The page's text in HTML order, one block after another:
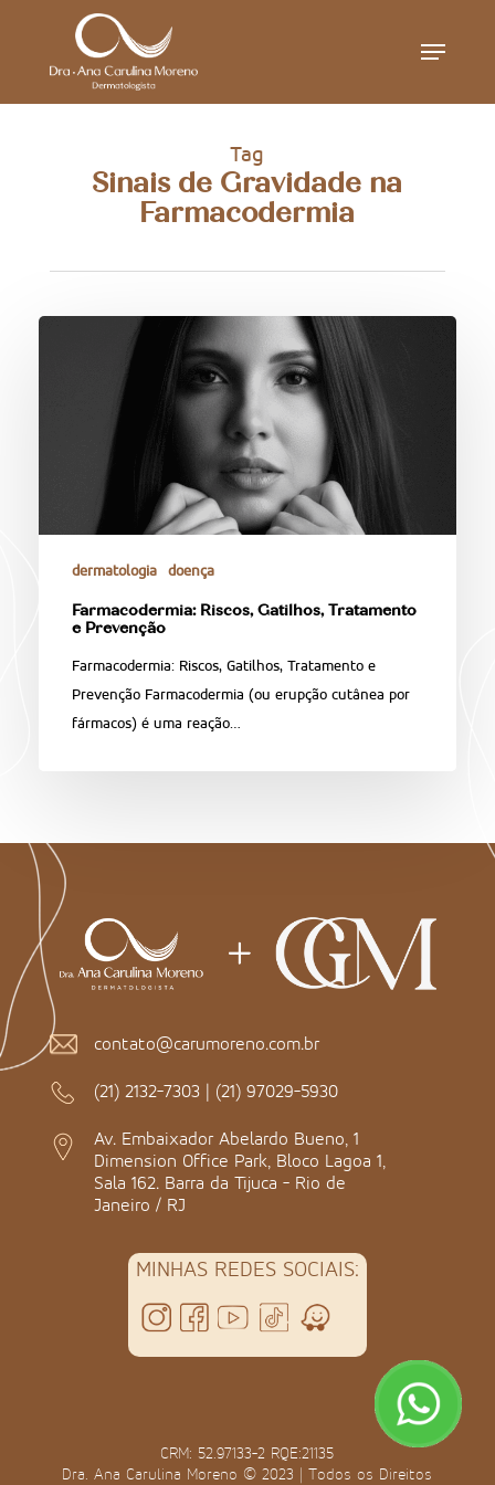
Menu
Tag
Sinais de Gravidade na
Farmacodermia
dermatologia doença
Farmacodermia: Riscos, Gatilhos, Tratamento
e Prevenção
Farmacodermia: Riscos, Gatilhos, Tratamento e
Prevenção Farmacodermia (ou erupção cutânea por
fármacos) é uma reação…
contato@carumoreno.com.br
(21) 2132-7303 | (21) 97029-5930
Av. Embaixador Abelardo Bueno, 1
Dimension Office Park, Bloco Lagoa 1,
Sala 162. Barra da Tijuca - Rio de
Janeiro / RJ
MINHAS REDES SOCIAIS:
CRM: 52.97133-2 RQE:21135
Dra. Ana Carulina Moreno © 2023 | Todos os Direitos